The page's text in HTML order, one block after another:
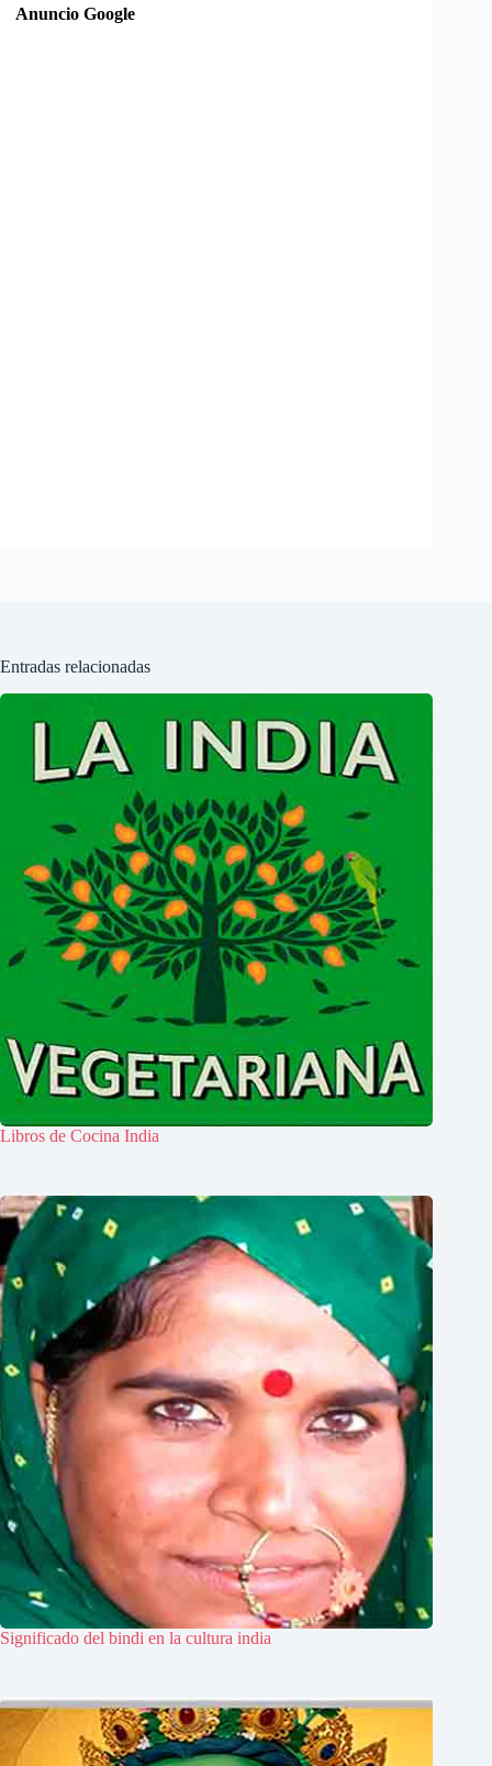
Anuncio Google
Entradas relacionadas
Libros de Cocina India
Significado del bindi en la cultura india